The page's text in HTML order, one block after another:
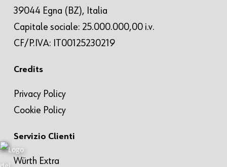
39044 Egna (BZ), Italia
Capitale sociale: 25.000.000,00 i.v.
CF/P.IVA: IT00125230219
Credits
Privacy Policy
Cookie Policy
Servizio Clienti
Würth Extra